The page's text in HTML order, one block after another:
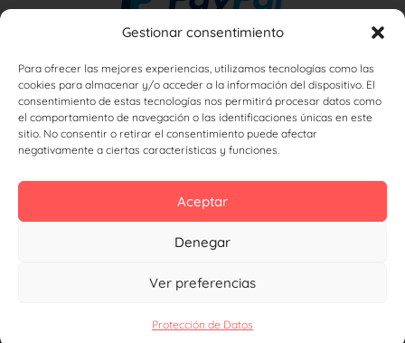
Gestionar consentimiento
Para ofrecer las mejores experiencias, utilizamos tecnologías como las
cookies para almacenar y/o acceder a la información del dispositivo. El
consentimiento de estas tecnologías nos permitirá procesar datos como
el comportamiento de navegación o las identificaciones únicas en este
sitio. No consentir o retirar el consentimiento puede afectar
negativamente a ciertas características y funciones.
Aceptar
Denegar
Ver preferencias
Protección de Datos